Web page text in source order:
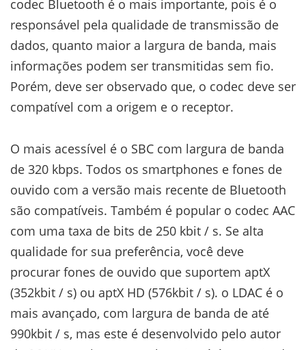
codec Bluetooth é o mais importante, pois é o
responsável pela qualidade de transmissão de
dados, quanto maior a largura de banda, mais
informações podem ser transmitidas sem fio.
Porém, deve ser observado que, o codec deve ser
compatível com a origem e o receptor.
O mais acessível é o SBC com largura de banda
de 320 kbps. Todos os smartphones e fones de
ouvido com a versão mais recente de Bluetooth
são compatíveis. Também é popular o codec AAC
com uma taxa de bits de 250 kbit / s. Se alta
qualidade for sua preferência, você deve
procurar fones de ouvido que suportem aptX
(352kbit / s) ou aptX HD (576kbit / s). o LDAC é o
mais avançado, com largura de banda de até
990kbit / s, mas este é desenvolvido pelo autor